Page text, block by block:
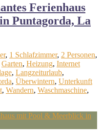
Ferienhaus
Puntagorda, La
, 1 Schlafzimmer, 2 Personen,
Garten, Heizung, Internet
, Langzeiturlaub,
, Überwintern, Unterkunft
, Wandern, Waschmaschine,